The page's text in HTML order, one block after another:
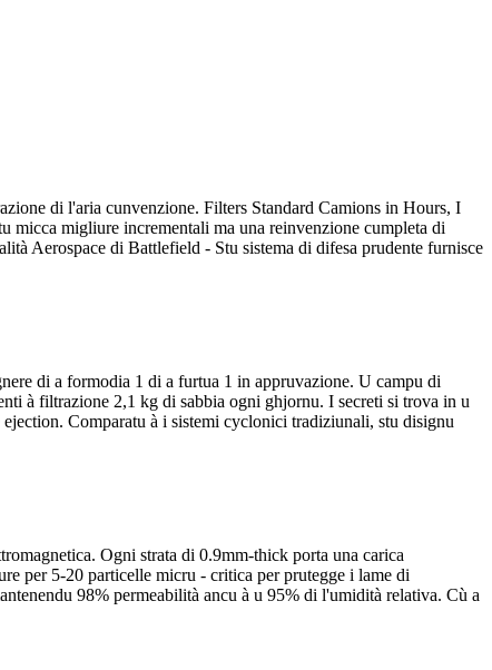
di l'aria cunvenzione. Filters Standard Camions in Hours, I
micca migliure incrementali ma una reinvenzione cumpleta di
Aerospace di Battlefield - Stu sistema di difesa prudente furnisce
di a formodia 1 di a furtua 1 in appruvazione. U campu di
à filtrazione 2,1 kg di sabbia ogni ghjornu. I secreti si trova in u
Comparatu à i sistemi cyclonici tradiziunali, stu disignu
Ogni strata di 0.9mm-thick porta una carica
per 5-20 particelle micru - critica per prutegge i lame di
98% permeabilità ancu à u 95% di l'umidità relativa. Cù a